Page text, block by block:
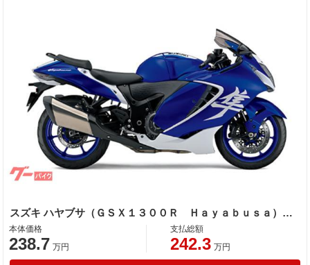
スズキ ハヤブサ（ＧＳＸ１３００Ｒ Ｈａｙａｂｕｓａ）スペシャルエディション ＥＴＣ２．０標準装備
本体価格
238.7 万円
支払総額
242.3 万円